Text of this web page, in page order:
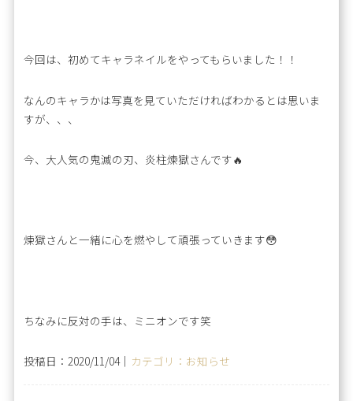
今回は、初めてキャラネイルをやってもらいました！！
なんのキャラかは写真を見ていただければわかるとは思いま
すが、、、
今、大人気の鬼滅の刃、炎柱煉獄さんです🔥
煉獄さんと一緒に心を燃やして頑張っていきます😳
ちなみに反対の手は、ミニオンです笑
投稿日：2020/11/04｜ カテゴリ：お知らせ